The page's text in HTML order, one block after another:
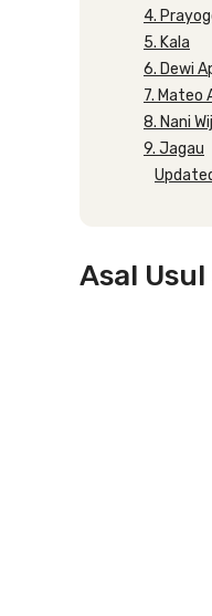
4.
5. Kala
6. Dewi
7. Mateo
8. Nani
9. Jagau
Asal